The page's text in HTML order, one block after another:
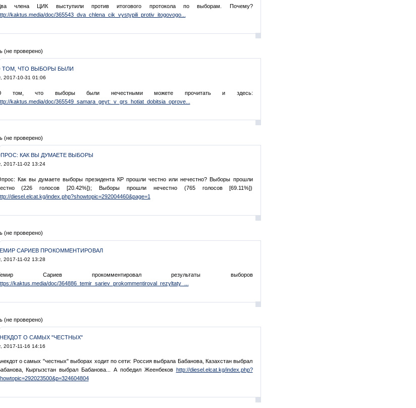
члена ЦИК выступили против итогового протокола по выборам. Почему?
kaktus.media/doc/365543_dva_chlena_cik_vystypili_protiv_itogovogo...
(не проверено)
ТОМ, ЧТО ВЫБОРЫ БЫЛИ
2017-10-31 01:06
том, что выборы были нечестными можете прочитать и здесь:
kaktus.media/doc/365549_samara_geyt:_v_grs_hotiat_dobitsia_oprove...
(не проверено)
КАК ВЫ ДУМАЕТЕ ВЫБОРЫ
2017-11-02 13:24
Как вы думаете выборы президента КР прошли честно или нечестно? Выборы прошли
(226 голосов [20.42%]); Выборы прошли нечестно (765 голосов [69.11%])
diesel.elcat.kg/index.php?showtopic=292004460&page=1
(не проверено)
САРИЕВ ПРОКОММЕНТИРОВАЛ
2017-11-02 13:28
Сариев прокомментировал результаты выборов
kaktus.media/doc/364886_temir_sariev_prokommentiroval_rezyltaty_...
(не проверено)
О САМЫХ "ЧЕСТНЫХ"
2017-11-16 14:16
о самых "честных" выборах ходит по сети: Россия выбрала Бабанова, Казахстан выбрал
Кыргызстан выбрал Бабанова... А победил Жеенбеков http://diesel.elcat.kg/index.php?